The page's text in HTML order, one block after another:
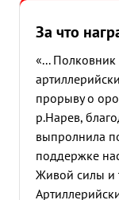
За что
«... Полковник
прорыву о
р.Нарев,
выпролнила
поддержке
Живой силы и